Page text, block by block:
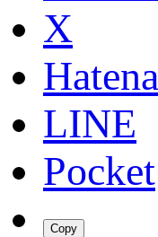
X
Hatena
LINE
Pocket
Copy